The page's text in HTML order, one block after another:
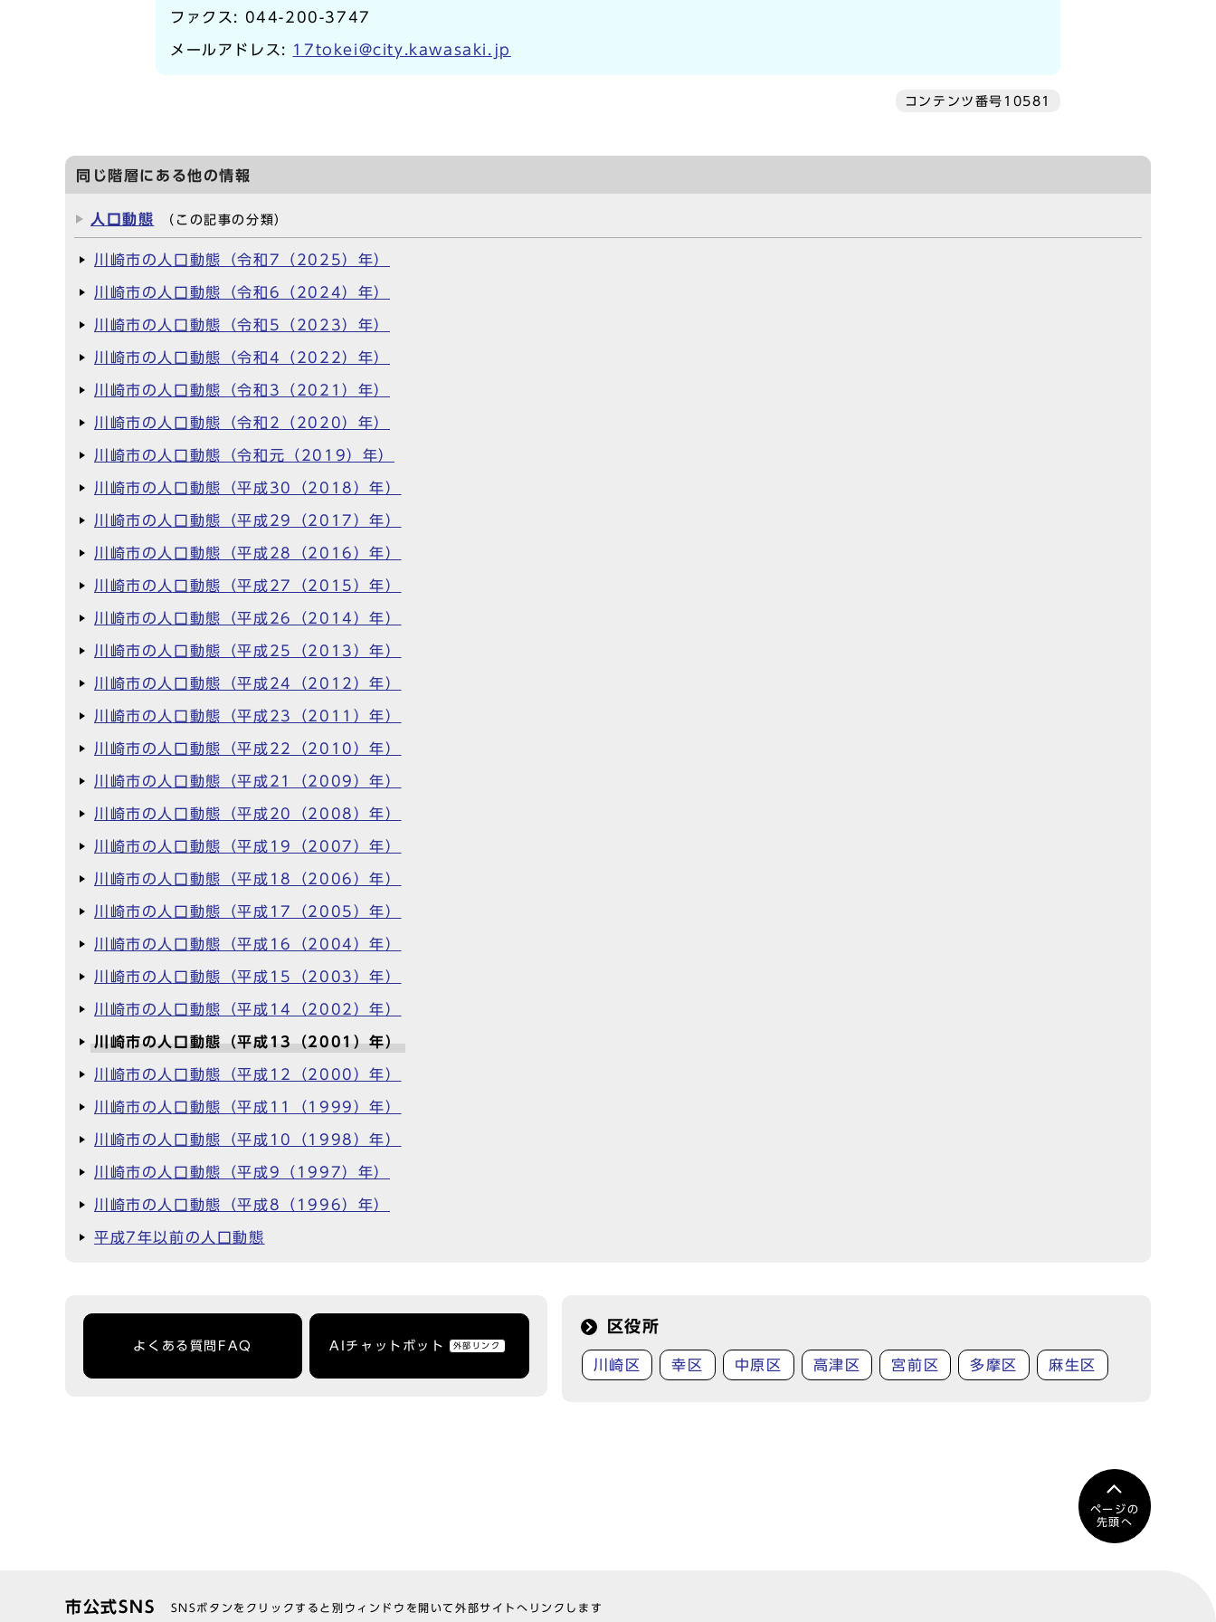
ファクス: 044-200-3747
メールアドレス: 17tokei@city.kawasaki.jp
コンテンツ番号10581
同じ階層にある他の情報
人口動態 （この記事の分類）
川崎市の人口動態（令和7（2025）年）
川崎市の人口動態（令和6（2024）年）
川崎市の人口動態（令和5（2023）年）
川崎市の人口動態（令和4（2022）年）
川崎市の人口動態（令和3（2021）年）
川崎市の人口動態（令和2（2020）年）
川崎市の人口動態（令和元（2019）年）
川崎市の人口動態（平成30（2018）年）
川崎市の人口動態（平成29（2017）年）
川崎市の人口動態（平成28（2016）年）
川崎市の人口動態（平成27（2015）年）
川崎市の人口動態（平成26（2014）年）
川崎市の人口動態（平成25（2013）年）
川崎市の人口動態（平成24（2012）年）
川崎市の人口動態（平成23（2011）年）
川崎市の人口動態（平成22（2010）年）
川崎市の人口動態（平成21（2009）年）
川崎市の人口動態（平成20（2008）年）
川崎市の人口動態（平成19（2007）年）
川崎市の人口動態（平成18（2006）年）
川崎市の人口動態（平成17（2005）年）
川崎市の人口動態（平成16（2004）年）
川崎市の人口動態（平成15（2003）年）
川崎市の人口動態（平成14（2002）年）
川崎市の人口動態（平成13（2001）年）
川崎市の人口動態（平成12（2000）年）
川崎市の人口動態（平成11（1999）年）
川崎市の人口動態（平成10（1998）年）
川崎市の人口動態（平成9（1997）年）
川崎市の人口動態（平成8（1996）年）
平成7年以前の人口動態
よくある質問FAQ AIチャットボット 外部リンク
区役所
川崎区 幸区 中原区 高津区 宮前区 多摩区 麻生区
ページの
先頭へ
市公式SNS SNSボタンをクリックすると別ウィンドウを開いて外部サイトへリンクします